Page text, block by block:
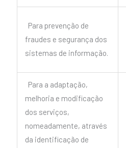
Para prevenção de
fraudes e segurança dos
sistemas de informação.
Para a adaptação,
melhoria e modificação
dos serviços,
nomeadamente, através
da identificação de